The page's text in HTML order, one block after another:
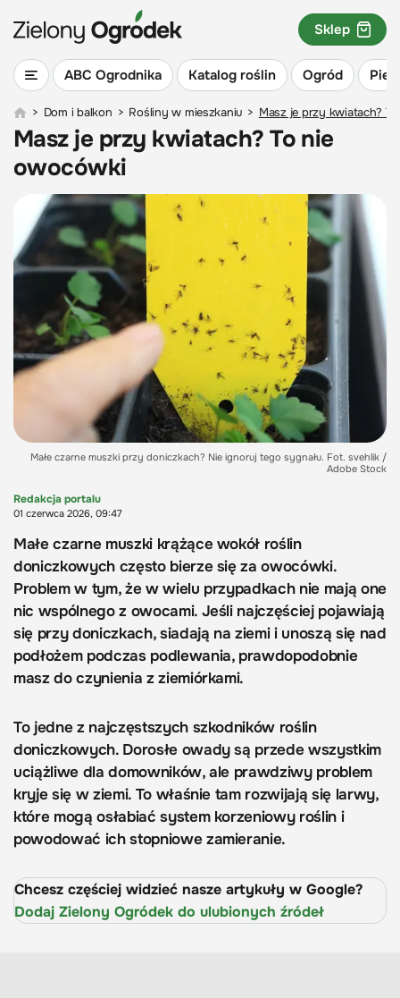
ABC Ogrodnika Katalog roślin Ogród
Sklep
> Dom i balkon > Rośliny w mieszkaniu > Masz je przy kwiatach?
Masz je przy kwiatach? To nie
owocówki
Małe czarne muszki przy doniczkach? Nie ignoruj tego sygnału. Fot. svehlik /
Adobe Stock
Redakcja portalu
01 czerwca 2026, 09:47
Małe czarne muszki krążące wokół roślin
doniczkowych często bierze się za owocówki.
Problem w tym, że w wielu przypadkach nie mają one
nic wspólnego z owocami. Jeśli najczęściej pojawiają
się przy doniczkach, siadają na ziemi i unoszą się nad
podłożem podczas podlewania, prawdopodobnie
masz do czynienia z ziemiórkami.
To jedne z najczęstszych szkodników roślin
doniczkowych. Dorosłe owady są przede wszystkim
uciążliwe dla domowników, ale prawdziwy problem
kryje się w ziemi. To właśnie tam rozwijają się larwy,
które mogą osłabiać system korzeniowy roślin i
powodować ich stopniowe zamieranie.
Chcesz częściej widzieć nasze artykuły w Google?
Dodaj Zielony Ogródek do ulubionych źródeł